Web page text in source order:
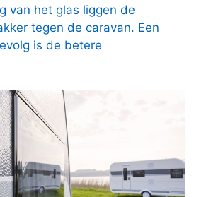
van het glas liggen de
tegen de caravan. Een
is de betere